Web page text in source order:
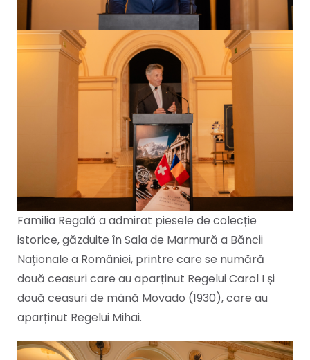
Familia Regală a admirat piesele de colecție
istorice, găzduite în Sala de Marmură a Băncii
Naționale a României, printre care se numără
două ceasuri care au aparținut Regelui Carol I și
două ceasuri de mână Movado (1930), care au
aparținut Regelui Mihai.